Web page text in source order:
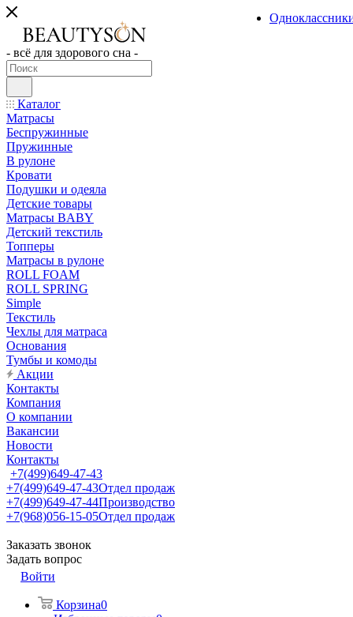
- всё для здорового сна -
Каталог
Матрасы
Беспружинные
Пружинные
В рулоне
Кровати
Подушки и одеяла
Детские товары
Матрасы BABY
Детский текстиль
Топперы
Матрасы в рулоне
ROLL FOAM
ROLL SPRING
Simple
Текстиль
Чехлы для матраса
Основания
Тумбы и комоды
Акции
Контакты
Компания
О компании
Вакансии
Новости
Контакты
+7(499)649-47-43
+7(499)649-47-43Отдел продаж
+7(499)649-47-44Производство
+7(968)056-15-05Отдел продаж
Заказать звонок
Задать вопрос
Войти
Корзина0